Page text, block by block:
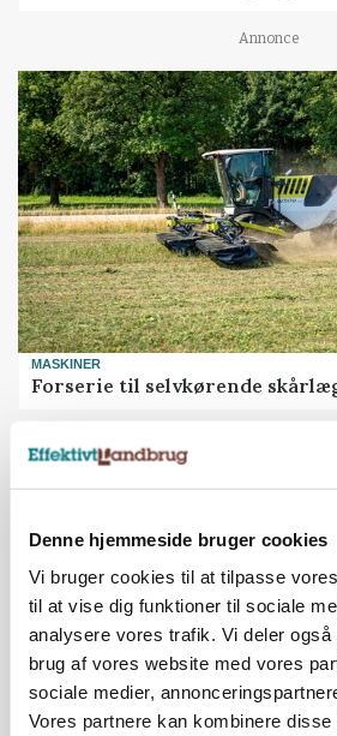
Denne hjemmeside bruger cookies
Vi bruger cookies til at tilpasse
til at vise dig funktioner til sociale
analysere vores trafik. Vi deler også
brug af vores website med vores
sociale medier,
Vores partnere kan kombinere disse
Annonce
MASKINER
Forserie til selvkørende
ARRANGEMENT
Loading...